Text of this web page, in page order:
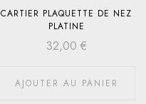
CARTIER PLAQUETTE DE NEZ
PLATINE
32,00 €
AJOUTER AU PANIER